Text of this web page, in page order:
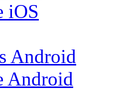
iOS
Android
Android